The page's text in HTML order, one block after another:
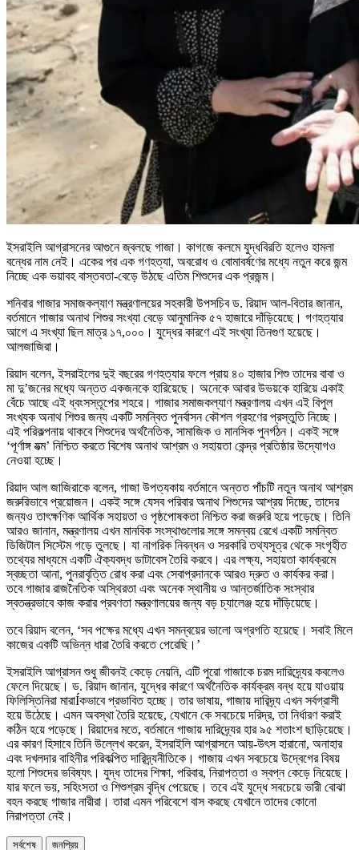
ইসরাইলি আগ্রাসনের আগুনে জ্বলছে গাজা। কাগজে কলমে যুদ্ধবিরতি হলেও হামলা
বন্ধের নাম নেই। একের পর এক গণহত্যা, অবরোধ ও বোমাবর্ষণের মধ্যে নতুন করে জন্ম
নিচ্ছে এক ভয়াবহ বাস্তবতা-বেড়ে উঠছে এতিম শিশুদের এক প্রজন্ম।
শনিবার গাজার সমাজকল্যাণ মন্ত্রণালয়ের সহকারী উপসচিব ড. রিয়াদ আল-বিতার জানান,
বর্তমানে গাজার অনাথ শিশুর সংখ্যা বেড়ে আনুমানিক ৫৭ হাজারে দাঁড়িয়েছে। গণহত্যার
আগে এ সংখ্যা ছিল মাত্র ১৭,০০০। যুদ্ধের কারণে এই সংখ্যা তিনগুণ হয়েছে।
আলজাজিরা।
রিয়াদ বলেন, ইসরাইলের দুই বছরের গণহত্যার ফলে প্রায় ৪০ হাজার শিশু তাদের বাবা ও
মা দু’জনের মধ্যে অন্তত একজনকে হারিয়েছে। অনেকে আবার উভয়কে হারিয়ে একাই
বেঁচে আছে এই ধ্বংসস্তূপের শহরে। গাজার সমাজকল্যাণ মন্ত্রণালয় এখন এই বিপুল
সংখ্যক অনাথ শিশুর জন্য একটি সমন্বিত পুনর্বাসন কৌশল গ্রহণের প্রস্তুতি নিচ্ছে।
এই পরিকল্পনায় থাকবে শিশুদের অর্থনৈতিক, সামাজিক ও মানসিক পুনর্গঠন। একই সঙ্গে
‘পূর্ণাঙ্গ যত্ম’ নিশ্চিত করতে বিশেষ অনাথ আশ্রম ও সহায়তা কেন্দ্র প্রতিষ্ঠার উদ্যোগও
নেওয়া হচ্ছে।
রিয়াদ আল জাজিরাকে বলেন, গাজা উপত্যকায় বর্তমানে অন্তত পাঁচটি নতুন অনাথ আশ্রম
জরুরিভাবে প্রয়োজন। একই সঙ্গে যেসব পরিবার অনাথ শিশুদের আশ্রয় দিচ্ছে, তাদের
জন্যও তাৎক্ষণিক আর্থিক সহায়তা ও পৃষ্ঠপোষকতা নিশ্চিত করা জরুরি হয়ে পড়েছে। তিনি
আরও জানান, মন্ত্রণালয় এখন মানবিক সংস্থাগুলোর সঙ্গে সমন্বয় রেখে একটি সমন্বিত
ডিজিটাল সিস্টেম গড়ে তুলছে। যা নাগরিক নিবন্ধন ও সরকারি তথ্যসূত্র থেকে সংগৃহীত
তথ্যের মাধ্যমে একটি ঐক্যবদ্ধ ডাটাবেস তৈরি করবে। এর লক্ষ্য, সহায়তা কার্যক্রমে
স্বচ্ছতা আনা, পুনরাবৃত্তি রোধ করা এবং সেবাপ্রদানকে আরও দ্রুত ও কার্যকর করা।
তবে গাজার রাজনৈতিক অস্থিরতা এবং অনেক স্থানীয় ও আন্তর্জাতিক সংস্থার
স্বতন্ত্রভাবে কাজ করার প্রবণতা মন্ত্রণালয়ের জন্য বড় চ্যালেঞ্জ হয়ে দাঁড়িয়েছে।
তবে রিয়াদ বলেন, ‘সব পক্ষের মধ্যে এখন সমন্বয়ের ভালো অগ্রগতি হয়েছে। সবাই মিলে
কাজের একটি অভিন্ন ধারা তৈরি করতে পেরেছি।’
ইসরাইলি আগ্রাসন শুধু জীবনই কেড়ে নেয়নি, এটি পুরো গাজাকে চরম দারিদ্র্যের কবলেও
ফেলে দিয়েছে। ড. রিয়াদ জানান, যুদ্ধের কারণে অর্থনৈতিক কার্যক্রম বন্ধ হয়ে যাওয়ায়
ফিলিস্তিনিরা মারাÍকভাবে প্রভাবিত হচ্ছে। তার ভাষায়, গাজায় দারিদ্র্য এখন সর্বগ্রাসী
হয়ে উঠেছে। এমন অবস্থা তৈরি হয়েছে, যেখানে কে সবচেয়ে দরিদ্র, তা নির্ধারণ করাই
কঠিন হয়ে পড়েছে। রিয়াদের মতে, বর্তমানে গাজায় দারিদ্র্যের হার ৯৫ শতাংশ ছাড়িয়েছে।
এর কারণ হিসাবে তিনি উল্লেখ করেন, ইসরাইলি আগ্রাসনে আয়-উৎস হারানো, অনাহার
এবং দখলদার বাহিনীর পরিকল্পিত দারিদ্র্যনীতিকে। গাজায় এখন সবচেয়ে উদ্বেগের বিষয়
হলো শিশুদের ভবিষ্যৎ। যুদ্ধ তাদের শিক্ষা, পরিবার, নিরাপত্তা ও স্বপ্ন কেড়ে নিয়েছে।
যার ফলে ভয়, সহিংসতা ও শিশুশ্রম বৃদ্ধি পেয়েছে। তবে এই যুদ্ধে সবচেয়ে ভারী বোঝা
বহন করছে গাজার নারীরা। তারা এমন পরিবেশে বাস করছে যেখানে তাদের কোনো
নিরাপত্তা নেই।
সর্বশেষ জনপ্রিয়